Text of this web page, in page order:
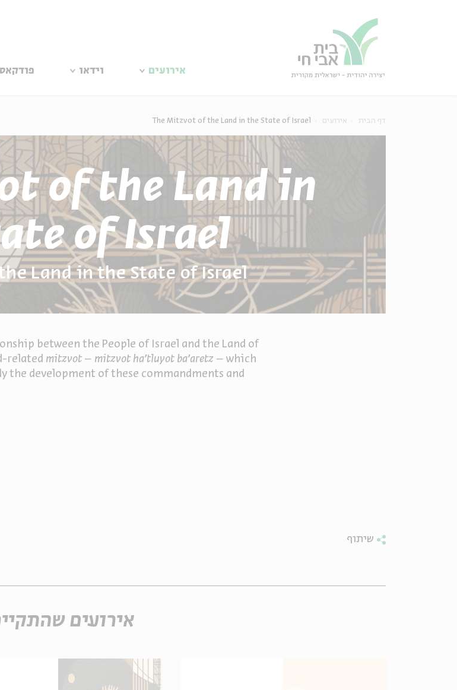
אירועים וידאו
דף הבית אירועים The Mitzvot of the Land in the State of Israel
of the Land in
of Israel
Land in the State of Israel
between the People of Israel and the Land of
related mitzvot – mitzvot ha'tluyot ba'aretz – which
the development of these commandments and
שיתוף
אירועים